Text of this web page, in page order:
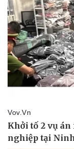
Pháp luật
Tin nóng
Tư vấn luật